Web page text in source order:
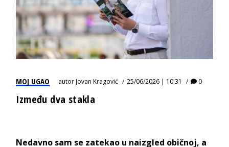
MOJ UGAO autorJovan Kragović 25/06/2026 | 10:31 0
Između dva stakla
Nedavno sam se zatekao u naizgled običnoj, a